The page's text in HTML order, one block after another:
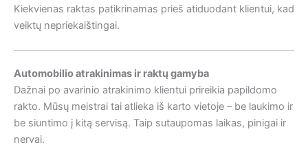
Kiekvienas raktas patikrinamas prieš atiduodant klientui, kad
veiktų nepriekaištingai.
Automobilio atrakinimas ir raktų gamyba
Dažnai po avarinio atrakinimo klientui prireikia papildomo
rakto. Mūsų meistrai tai atlieka iš karto vietoje – be laukimo ir
be siuntimo į kitą servisą. Taip sutaupomas laikas, pinigai ir
nervai.